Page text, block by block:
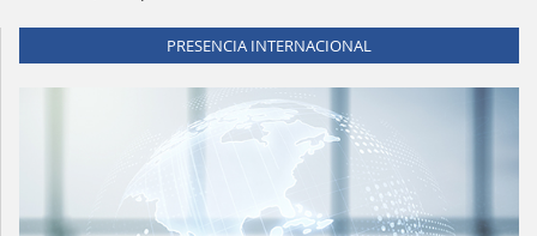
PRESENCIA INTERNACIONAL